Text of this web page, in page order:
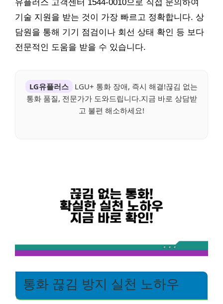
유플러스 고객센터 1544-0010으로 직접 문의하여
기술 지원을 받는 것이 가장 빠르고 정확합니다. 상
담원을 통해 기기 점검이나 회선 상태 확인 등 보다
전문적인 도움을 받을 수 있습니다.
LG유플러스
LGU+ 통화 장애, 즉시 해결!끊김 없는
통화 품질, 전문가가 도와드립니다.지금 바로 상담받
고 불편 해소하세요!
통화 끊김 방지 실천 노하우